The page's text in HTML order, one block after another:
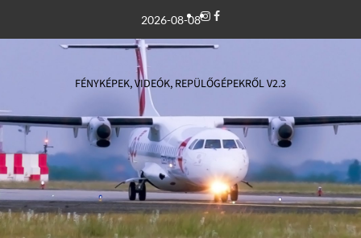
2026-08-08Instagram
Facebook
FÉNYKÉPEK, VIDEÓK, REPÜLŐGÉPEKRŐL V2.3